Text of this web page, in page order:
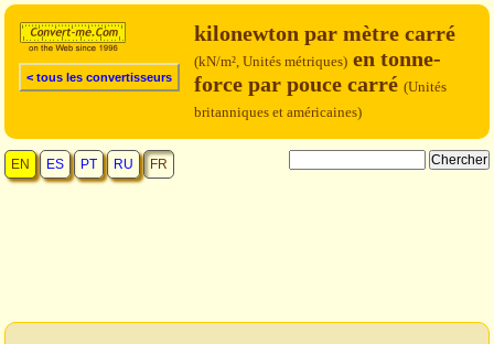
< tous les convertisseurs
kilonewton par mètre carré
(kN/m², Unités métriques) en tonne-
force par pouce carré (Unités
britanniques et américaines)
EN ES PT RU FR